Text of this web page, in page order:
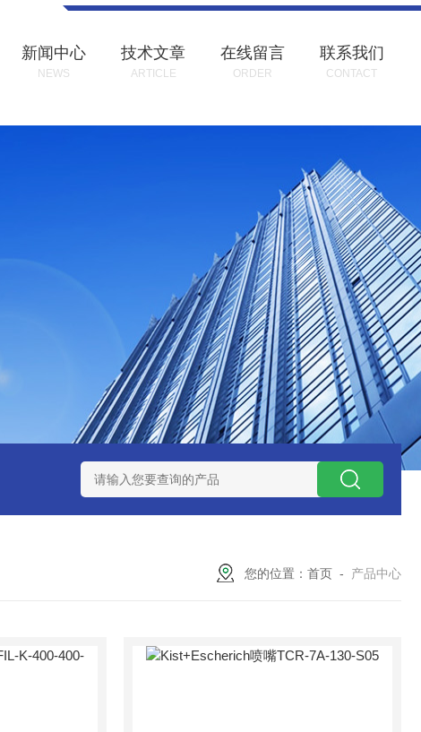
新闻中心
NEWS
技术文章
ARTICLE
在线留言
ORDER
联系我们
CONTACT
DCC 08 M 02 PSK-TSL 瑞典AQ液位开关RS34 意大利
您的位置： 首页 - 产品中心